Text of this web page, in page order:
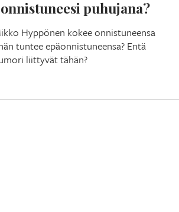
puhujana?
Hyppönen kokee onnistuneensa
tuntee epäonnistuneensa? Entä
liittyvät tähän?